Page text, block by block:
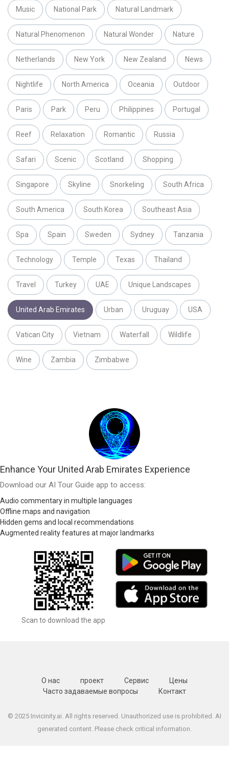
Music National Park Natural Landmark
Natural Phenomenon Natural Wonder Nature
Netherlands New York New Zealand News
Nightlife North America Oceania Outdoor
Paris Park Peru Philippines Portugal
Reef Relaxation Romantic Russia
Safari Scenic Scotland Shopping
Singapore Skyline Snorkeling South Africa
South America South Korea Southeast Asia
Spa Spain Sweden Sydney Tanzania
Technology Temple Texas Thailand
Travel Turkey UAE Unique Landscapes
United Arab Emirates Urban Uruguay USA
Vatican City Vietnam Waterfall Wildlife
Wine Zambia Zimbabwe
Enhance Your United Arab Emirates Experience
Download our AI Tour Guide app to access:
Audio commentary in multiple languages
Offline maps and navigation
Hidden gems and local recommendations
Augmented reality features at major landmarks
Scan to download the app
О нас проект Сервис
Цены
Часто задаваемые вопросы
Контакт
© 2025 Invicinity.ai. All rights reserved. Unauthorized use is prohibited. AI
generated content. Please check critical information.